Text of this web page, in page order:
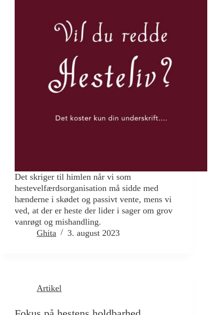
Det skriger til himlen når vi som
hestevelfærdsorganisation må sidde med
hænderne i skødet og passivt vente, mens vi
ved, at der er heste der lider i sager om grov
vanrøgt og mishandling.
Ghita
3. august 2023
Artikel